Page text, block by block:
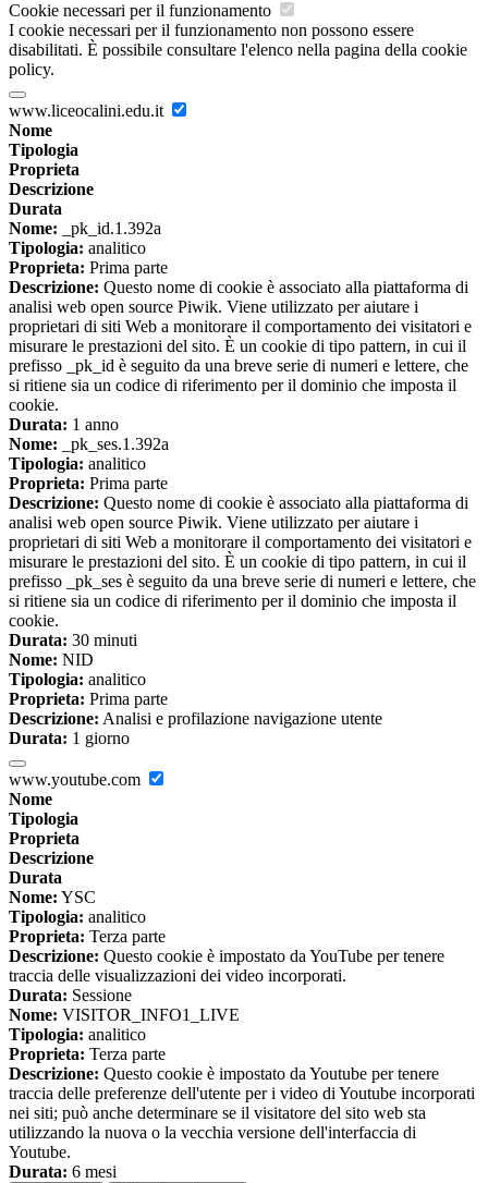
Cookie necessari per il funzionamento
I cookie necessari per il funzionamento non possono essere
disabilitati. È possibile consultare l'elenco nella pagina della cookie
policy.
www.liceocalini.edu.it
Nome
Tipologia
Proprieta
Descrizione
Durata
Nome: _pk_id.1.392a
Tipologia: analitico
Proprieta: Prima parte
Descrizione: Questo nome di cookie è associato alla piattaforma di
analisi web open source Piwik. Viene utilizzato per aiutare i
proprietari di siti Web a monitorare il comportamento dei visitatori e
misurare le prestazioni del sito. È un cookie di tipo pattern, in cui il
prefisso _pk_id è seguito da una breve serie di numeri e lettere, che
si ritiene sia un codice di riferimento per il dominio che imposta il
cookie.
Durata: 1 anno
Nome: _pk_ses.1.392a
Tipologia: analitico
Proprieta: Prima parte
Descrizione: Questo nome di cookie è associato alla piattaforma di
analisi web open source Piwik. Viene utilizzato per aiutare i
proprietari di siti Web a monitorare il comportamento dei visitatori e
misurare le prestazioni del sito. È un cookie di tipo pattern, in cui il
prefisso _pk_ses è seguito da una breve serie di numeri e lettere, che
si ritiene sia un codice di riferimento per il dominio che imposta il
cookie.
Durata: 30 minuti
Nome: NID
Tipologia: analitico
Proprieta: Prima parte
Descrizione: Analisi e profilazione navigazione utente
Durata: 1 giorno
www.youtube.com
Nome
Tipologia
Proprieta
Descrizione
Durata
Nome: YSC
Tipologia: analitico
Proprieta: Terza parte
Descrizione: Questo cookie è impostato da YouTube per tenere
traccia delle visualizzazioni dei video incorporati.
Durata: Sessione
Nome: VISITOR_INFO1_LIVE
Tipologia: analitico
Proprieta: Terza parte
Descrizione: Questo cookie è impostato da Youtube per tenere
traccia delle preferenze dell'utente per i video di Youtube incorporati
nei siti; può anche determinare se il visitatore del sito web sta
utilizzando la nuova o la vecchia versione dell'interfaccia di
Youtube.
Durata: 6 mesi